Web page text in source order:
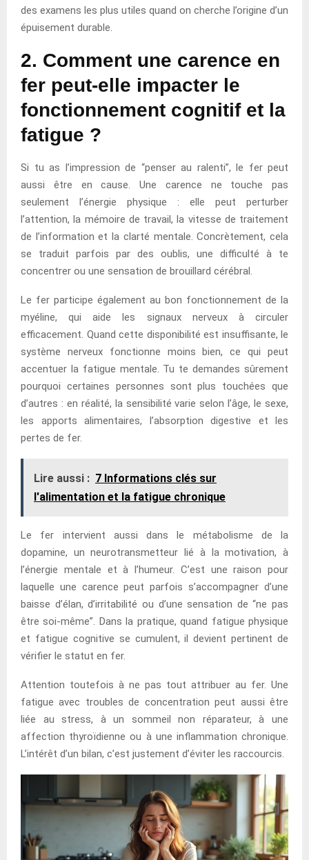
des examens les plus utiles quand on cherche l’origine d’un
épuisement durable.
2. Comment une carence en
fer peut-elle impacter le
fonctionnement cognitif et la
fatigue ?
Si tu as l’impression de “penser au ralenti”, le fer peut
aussi être en cause. Une carence ne touche pas
seulement l’énergie physique : elle peut perturber
l’attention, la mémoire de travail, la vitesse de traitement
de l’information et la clarté mentale. Concrètement, cela
se traduit parfois par des oublis, une difficulté à te
concentrer ou une sensation de brouillard cérébral.
Le fer participe également au bon fonctionnement de la
myéline, qui aide les signaux nerveux à circuler
efficacement. Quand cette disponibilité est insuffisante, le
système nerveux fonctionne moins bien, ce qui peut
accentuer la fatigue mentale. Tu te demandes sûrement
pourquoi certaines personnes sont plus touchées que
d’autres : en réalité, la sensibilité varie selon l’âge, le sexe,
les apports alimentaires, l’absorption digestive et les
pertes de fer.
Lire aussi : 7 Informations clés sur
l'alimentation et la fatigue chronique
Le fer intervient aussi dans le métabolisme de la
dopamine, un neurotransmetteur lié à la motivation, à
l’énergie mentale et à l’humeur. C’est une raison pour
laquelle une carence peut parfois s’accompagner d’une
baisse d’élan, d’irritabilité ou d’une sensation de “ne pas
être soi-même”. Dans la pratique, quand fatigue physique
et fatigue cognitive se cumulent, il devient pertinent de
vérifier le statut en fer.
Attention toutefois à ne pas tout attribuer au fer. Une
fatigue avec troubles de concentration peut aussi être
liée au stress, à un sommeil non réparateur, à une
affection thyroïdienne ou à une inflammation chronique.
L’intérêt d’un bilan, c’est justement d’éviter les raccourcis.